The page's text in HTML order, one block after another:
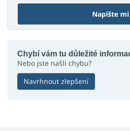
Napište mi
Chybí vám tu důležité
Nebo jste našli chybu?
Navrhnout zlepšení